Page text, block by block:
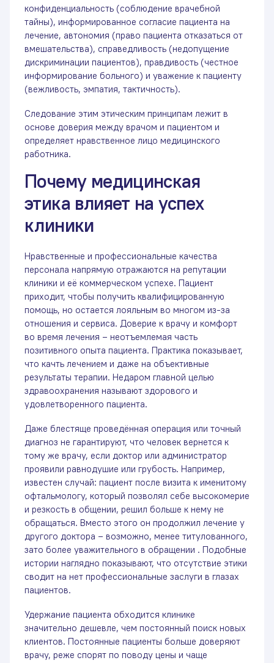
конфиденциальность (соблюдение врачебной
тайны), информированное согласие пациента на
лечение, автономия (право пациента отказаться от
вмешательства), справедливость (недопущение
дискриминации пациентов), правдивость (честное
информирование больного) и уважение к пациенту
(вежливость, эмпатия, тактичность).
Следование этим этическим принципам лежит в
основе доверия между врачом и пациентом и
определяет нравственное лицо медицинского
работника.
Почему медицинская
этика влияет на успех
клиники
Нравственные и профессиональные качества
персонала напрямую отражаются на репутации
клиники и её коммерческом успехе. Пациент
приходит, чтобы получить квалифицированную
помощь, но остается лояльным во многом из-за
отношения и сервиса. Доверие к врачу и комфорт
во время лечения – неотъемлемая часть
позитивного опыта пациента. Практика показывает,
что качть лечением и даже на объективные
результаты терапии. Недаром главной целью
здравоохранения называют здорового и
удовлетворенного пациента.
Даже блестяще проведённая операция или точный
диагноз не гарантируют, что человек вернется к
тому же врачу, если доктор или администратор
проявили равнодушие или грубость. Например,
известен случай: пациент после визита к именитому
офтальмологу, который позволял себе высокомерие
и резкость в общении, решил больше к нему не
обращаться. Вместо этого он продолжил лечение у
другого доктора – возможно, менее титулованного,
зато более уважительного в обращении . Подобные
истории наглядно показывают, что отсутствие этики
сводит на нет профессиональные заслуги в глазах
пациентов.
Удержание пациента обходится клинике
значительно дешевле, чем постоянный поиск новых
клиентов. Постоянные пациенты больше доверяют
врачу, реже спорят по поводу цены и чаще